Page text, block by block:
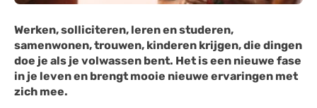
Werken, solliciteren, leren en studeren,
samenwonen, trouwen, kinderen krijgen, die dingen
doe je als je volwassen bent. Het is een nieuwe fase
in je leven en brengt mooie nieuwe ervaringen met
zich mee.